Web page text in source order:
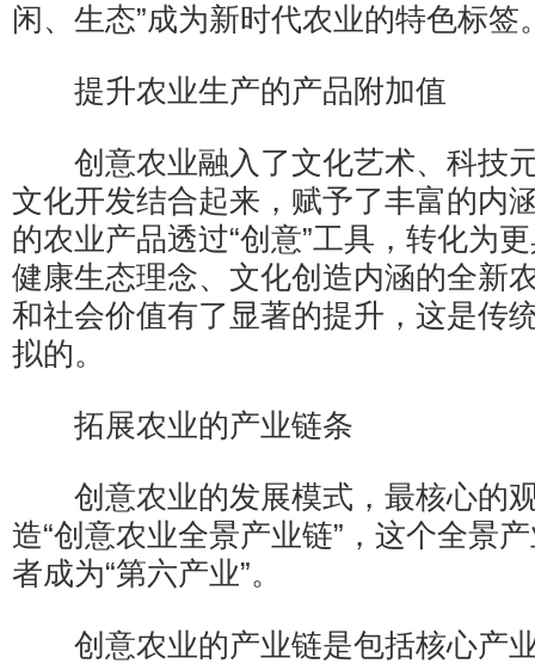
闲、生态”成为新时代农业的特色标签
提升农业生产的产品附加值
创意农业融入了文化艺术、科技
文化开发结合起来，赋予了丰富的内
的农业产品透过“创意”工具，转化为
健康生态理念、文化创造内涵的全新
和社会价值有了显著的提升，这是传
拟的。
拓展农业的产业链条
创意农业的发展模式，最核心的
造“创意农业全景产业链”，这个全景
者成为“第六产业”。
创意农业的产业链是包括核心产